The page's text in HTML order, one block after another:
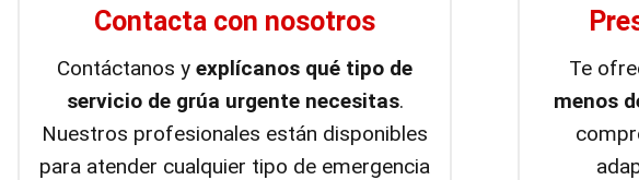
Contacta con nosotros
Contáctanos yexplícanos qué tipo de
servicio de grúa urgente necesitas.
Nuestros profesionales están disponibles
para atender cualquier tipo de emergencia
Te
menos